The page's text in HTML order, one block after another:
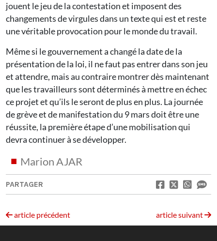
jouent le jeu de la contestation et imposent des
changements de virgules dans un texte qui est et reste
une véritable provocation pour le monde du travail.
Même si le gouvernement a changé la date de la
présentation de la loi, il ne faut pas entrer dans son jeu
et attendre, mais au contraire montrer dès maintenant
que les travailleurs sont déterminés à mettre en échec
ce projet et qu’ils le seront de plus en plus. La journée
de grève et de manifestation du 9 mars doit être une
réussite, la première étape d’une mobilisation qui
devra continuer à se développer.
Marion AJAR
PARTAGER
article précédent article suivant